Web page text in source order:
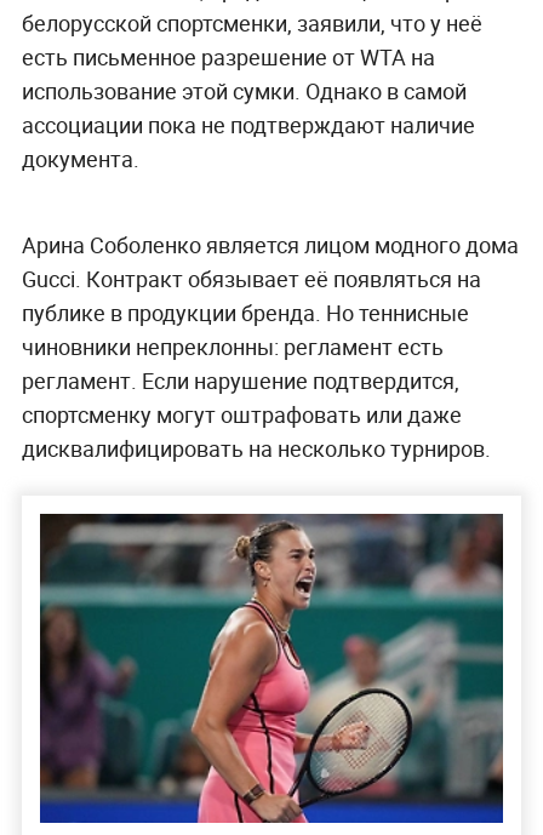
белорусской спортсменки, заявили, что у неё
есть письменное разрешение от WTA на
использование этой сумки. Однако в самой
ассоциации пока не подтверждают наличие
документа.
Арина Соболенко является лицом модного дома
Gucci. Контракт обязывает её появляться на
публике в продукции бренда. Но теннисные
чиновники непреклонны: регламент есть
регламент. Если нарушение подтвердится,
спортсменку могут оштрафовать или даже
дисквалифицировать на несколько турниров.